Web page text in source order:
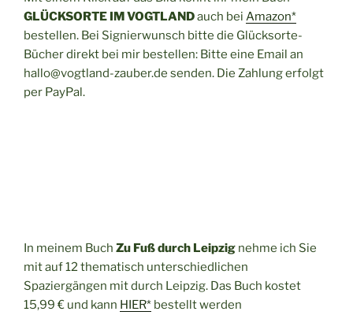
GLÜCKSORTE IM VOGTLANDauch bei Amazon*
bestellen. Bei Signierwunsch bitte die Glücksorte-
Bücher direkt bei mir bestellen: Bitte eine Email an
hallo@vogtland-zauber.de senden. Die Zahlung erfolgt
per PayPal.
In meinem Buch Zu Fuß durch Leipzig nehme ich Sie
mit auf 12 thematisch unterschiedlichen
Spaziergängen mit durch Leipzig. Das Buch kostet
15,99 € und kann HIER* bestellt werden